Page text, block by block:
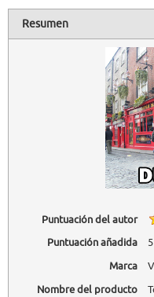
Resumen
Puntuación del autor
Puntuación añadida
5
Marca
Nombre del producto